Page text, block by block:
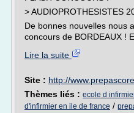
> AUDIOPROTHESISTES
De bonnes nouvelles nous
concours de BORDEAUX !
Lire la suite
Site : http://
Thèmes liés : ecole d
d'infirmier en ile de france /